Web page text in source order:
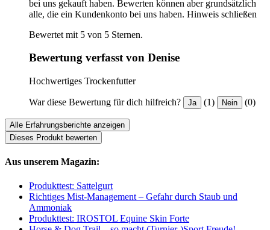
bei uns gekauft haben. Bewerten können aber grundsätzlich
alle, die ein Kundenkonto bei uns haben. Hinweis schließen
Bewertet mit 5 von 5 Sternen.
Bewertung verfasst von Denise
Hochwertiges Trockenfutter
War diese Bewertung für dich hilfreich? Ja (1) Nein (0)
Alle Erfahrungsberichte anzeigen
Dieses Produkt bewerten
Aus unserem Magazin:
Produkttest: Sattelgurt
Richtiges Mist-Management – Gefahr durch Staub und
Ammoniak
Produkttest: IROSTOL Equine Skin Forte